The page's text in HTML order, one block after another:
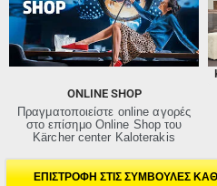
ONLINE SHOP
Πραγματοποιείστε online αγορές
στο επίσημο Online Shop του
Kärcher center Kaloterakis
ΕΠΙΣΤΡΟΦΗ ΣΤΙΣ ΣΥΜΒΟΥΛΕΣ